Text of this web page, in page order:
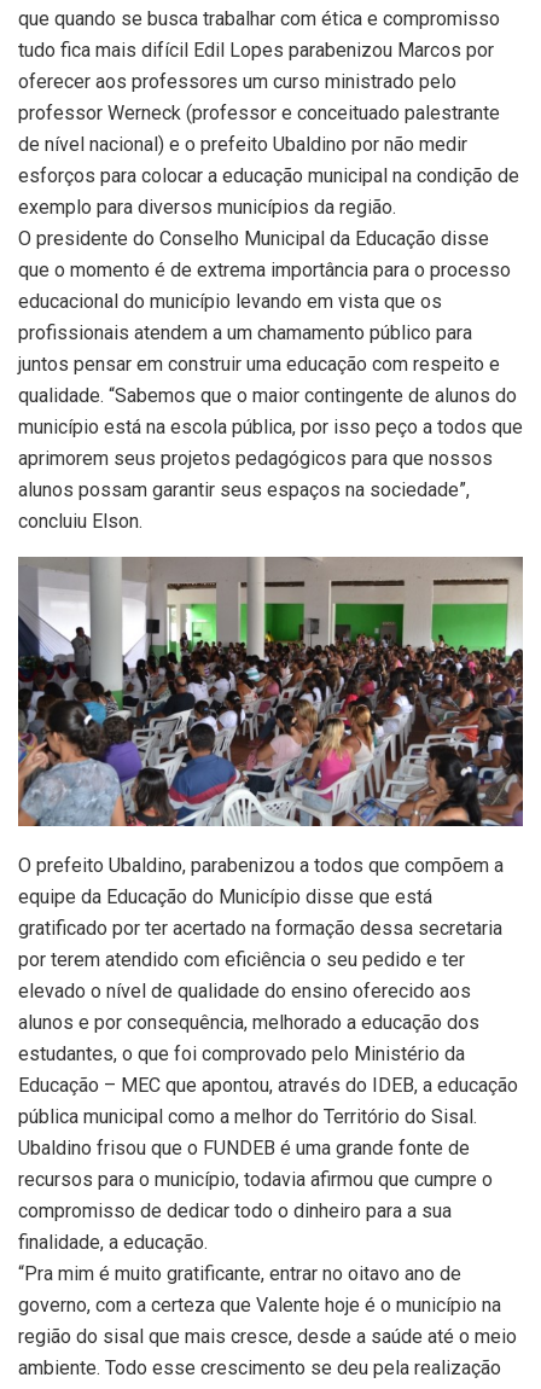
que quando se busca trabalhar com ética e compromisso
tudo fica mais difícil Edil Lopes parabenizou Marcos por
oferecer aos professores um curso ministrado pelo
professor Werneck (professor e conceituado palestrante
de nível nacional) e o prefeito Ubaldino por não medir
esforços para colocar a educação municipal na condição de
exemplo para diversos municípios da região.
O presidente do Conselho Municipal da Educação disse
que o momento é de extrema importância para o processo
educacional do município levando em vista que os
profissionais atendem a um chamamento público para
juntos pensar em construir uma educação com respeito e
qualidade. “Sabemos que o maior contingente de alunos do
município está na escola pública, por isso peço a todos que
aprimorem seus projetos pedagógicos para que nossos
alunos possam garantir seus espaços na sociedade”,
concluiu Elson.
O prefeito Ubaldino, parabenizou a todos que compõem a
equipe da Educação do Município disse que está
gratificado por ter acertado na formação dessa secretaria
por terem atendido com eficiência o seu pedido e ter
elevado o nível de qualidade do ensino oferecido aos
alunos e por consequência, melhorado a educação dos
estudantes, o que foi comprovado pelo Ministério da
Educação – MEC que apontou, através do IDEB, a educação
pública municipal como a melhor do Território do Sisal.
Ubaldino frisou que o FUNDEB é uma grande fonte de
recursos para o município, todavia afirmou que cumpre o
compromisso de dedicar todo o dinheiro para a sua
finalidade, a educação.
“Pra mim é muito gratificante, entrar no oitavo ano de
governo, com a certeza que Valente hoje é o município na
região do sisal que mais cresce, desde a saúde até o meio
ambiente. Todo esse crescimento se deu pela realização